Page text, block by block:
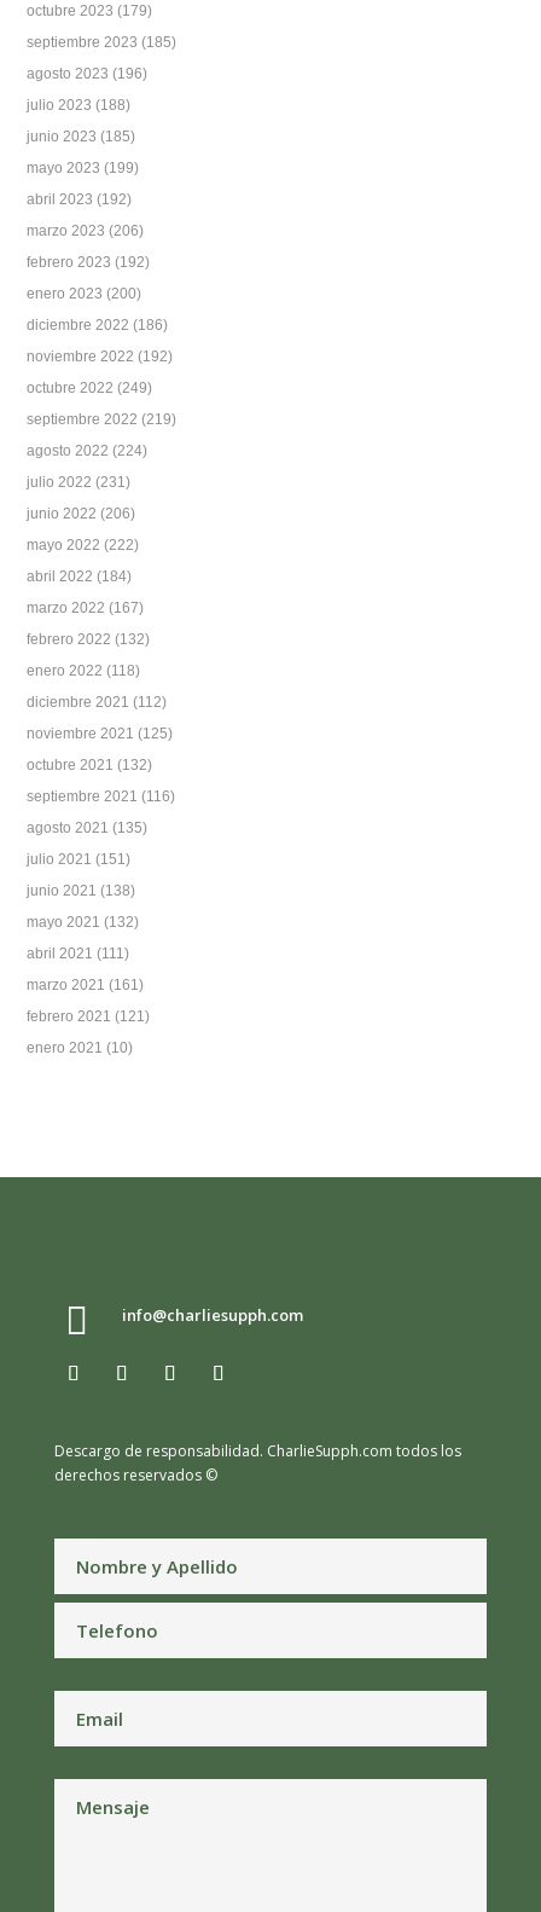
octubre 2023 (179)
septiembre 2023 (185)
agosto 2023 (196)
julio 2023 (188)
junio 2023 (185)
mayo 2023 (199)
abril 2023 (192)
marzo 2023 (206)
febrero 2023 (192)
enero 2023 (200)
diciembre 2022 (186)
noviembre 2022 (192)
octubre 2022 (249)
septiembre 2022 (219)
agosto 2022 (224)
julio 2022 (231)
junio 2022 (206)
mayo 2022 (222)
abril 2022 (184)
marzo 2022 (167)
febrero 2022 (132)
enero 2022 (118)
diciembre 2021 (112)
noviembre 2021 (125)
octubre 2021 (132)
septiembre 2021 (116)
agosto 2021 (135)
julio 2021 (151)
junio 2021 (138)
mayo 2021 (132)
abril 2021 (111)
marzo 2021 (161)
febrero 2021 (121)
enero 2021 (10)
 info@charliesupph.com
Descargo de responsabilidad. CharlieSupph.com todos los
derechos reservados ©